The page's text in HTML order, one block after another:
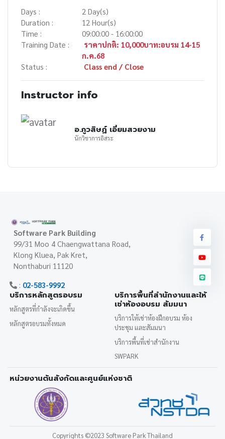
Days :
2 Day(s)
Duration :
12 Hour(s)
Time :
09:00:00 - 16:00:00
Training Date :
ราคาปกติ: 10,000บาท:อบรม 14-15
ก.ค.68
Status :
Class end / Close
Instructor info
อ.ภูวสิษฏ์ เอี่ยมสวยงาม
นักวิชาการอิสระ
Software Park Building
99/31 Moo 4 Chaengwattana Road,
Klong Kluea, Pak Kret,
Nonthaburi 11120
: 02-583-9992
บริการหลักสูตรอบรม
หลักสูตรที่กำลังจะเกิดขึ้น
หลักสูตรอบรมทั้งหมด
บริการพื้นที่สำนักงานและให้
เช่าห้องอบรม สัมมนา
บริการให้เช่าห้องฝึกอบรม ห้อง
ประชุม และสัมมนา
บริการพื้นที่เช่าสำนักงาน
SWPARK
หน่วยงานต้นสังกัดและศูนย์แห่งชาติ
Copyrights ©2023 Software Park Thailand